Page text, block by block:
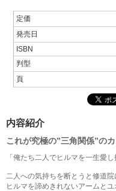
定価
発売日
ISBN
判型
頁
内容紹介
これが究極の”三角関係”のカ
「俺たち二人でヒルマを一生愛し
二人への気持ちを断とうと修道院
ヒルマを諦めきれないアームと